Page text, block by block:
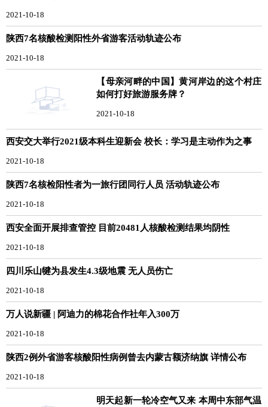
2021-10-18
陕西7名核酸检测阳性外省游客活动轨迹公布
2021-10-18
【母亲河畔的中国】黄河岸边的这个村庄
如何打好旅游服务牌？
2021-10-18
西安交大举行2021级本科生迎新会 校长：学习是主动作为之事
2021-10-18
陕西7名核检阳性者为一旅行团同行人员 活动轨迹公布
2021-10-18
西安全面开展排查管控 目前20481人核酸检测结果均阴性
2021-10-18
四川乐山犍为县发生4.3级地震 无人员伤亡
2021-10-18
万人说新疆 | 阿迪力的棉花合作社年入300万
2021-10-18
陕西2例外省游客核酸阳性病例曾去内蒙古额济纳旗 详情公布
2021-10-18
明天起新一轮冷空气又来 本周中东部气温